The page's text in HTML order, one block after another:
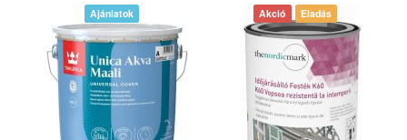
Ajánlatok Akció Eladás